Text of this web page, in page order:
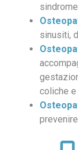
sinusiti,
coliche